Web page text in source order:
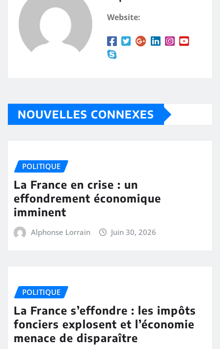
Website:
NOUVELLES CONNEXES
POLITIQUE
La France en crise : un
effondrement économique
imminent
Alphonse Lorrain Juin 30, 2026
POLITIQUE
La France s’effondre : les impôts
fonciers explosent et l’économie
menace de disparaître